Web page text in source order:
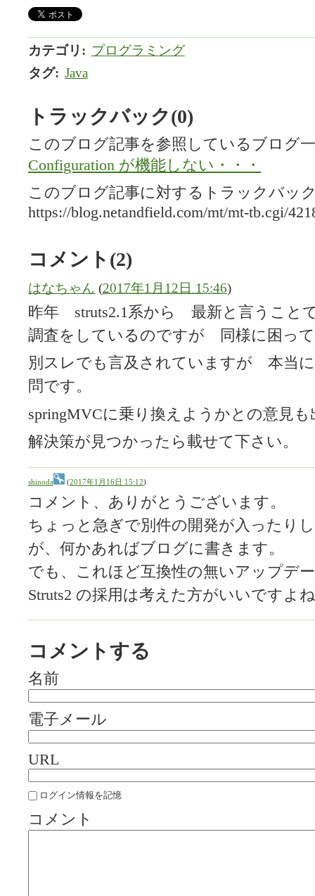
カテゴリ : プログラミング
タグ: Java
トラックバック(0)
このブログ記事を参照しているブログ
Configuration が機能しない・・・
このブログ記事に対するトラックバッ
https://blog.netandfield.com/mt/mt-tb.cgi/
コメント(2)
はなちゃん (2017年1月12日 15:46)
昨年 struts2.1系から 最新と言うこと
調査をしているのですが 同様に困っ
別スレでも言及されていますが 本当
問です。
springMVCに乗り換えようかとの意見
解決策が見つかったら載せて下さい。
shinoda (2017年1月16日 15:12)
コメント、ありがとうございます。
ちょっと急ぎで別件の開発が入ったり
が、何かあればブログに書きます。
でも、これほど互換性の無いアップデ
Struts2 の採用は考えた方がいいですよ
コメントする
名前
電子メール
URL
ログイン情報を記憶
コメント